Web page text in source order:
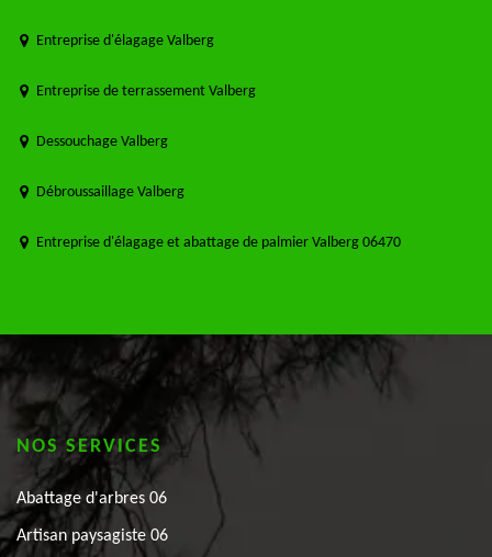
Entreprise d'élagage Valberg
Entreprise de terrassement Valberg
Dessouchage Valberg
Débroussaillage Valberg
Entreprise d'élagage et abattage de palmier Valberg 06470
NOS SERVICES
Abattage d'arbres 06
Artisan paysagiste 06